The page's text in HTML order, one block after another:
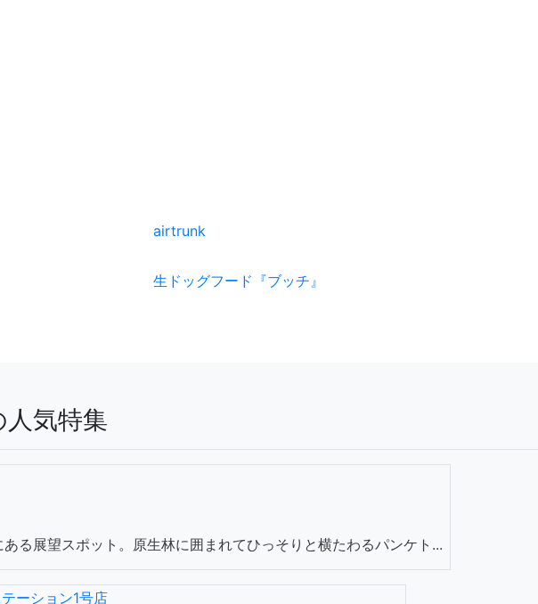
airtrunk
生ドッグフード『ブッチ』
気特集
る展望スポット。原生林に囲まれてひっそりと横たわるパンケト...